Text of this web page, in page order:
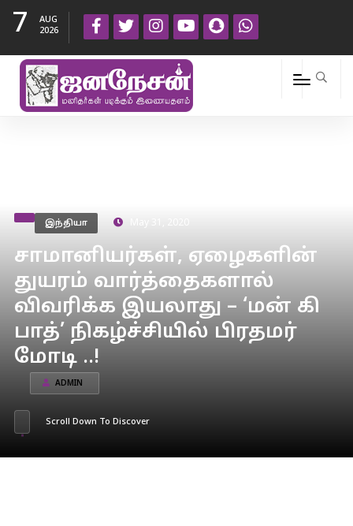
7
AUG
2026
இந்தியா
சாமானியர்கள், ஏழைகளின்
துயரம் வார்த்தைகளால்
விவரிக்க இயலாது – ‘மன் கி
பாத்’ நிகழ்ச்சியில் பிரதமர்
மோடி ..!
ADMIN
Scroll Down To Discover